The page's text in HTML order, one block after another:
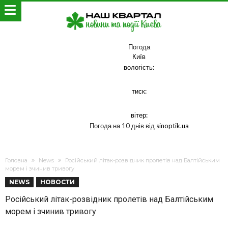
Погода
Київ
вологість:
тиск:
вітер:
Погода на 10 днів від sinoptik.ua
Головна News
Російський літак-розвідник пролетів над Балтійським
морем і зчинив тривогу
NEWS НОВОСТИ
Російський літак-розвідник пролетів над Балтійським
морем і зчинив тривогу